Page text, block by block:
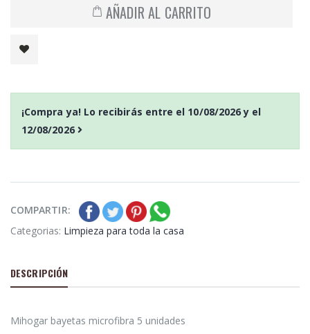
AÑADIR AL CARRITO
¡Compra ya! Lo recibirás entre el 10/08/2026y el
12/08/2026
COMPARTIR:
Categorias: Limpieza para toda la casa
DESCRIPCIÓN
Mihogar bayetas microfibra 5 unidades